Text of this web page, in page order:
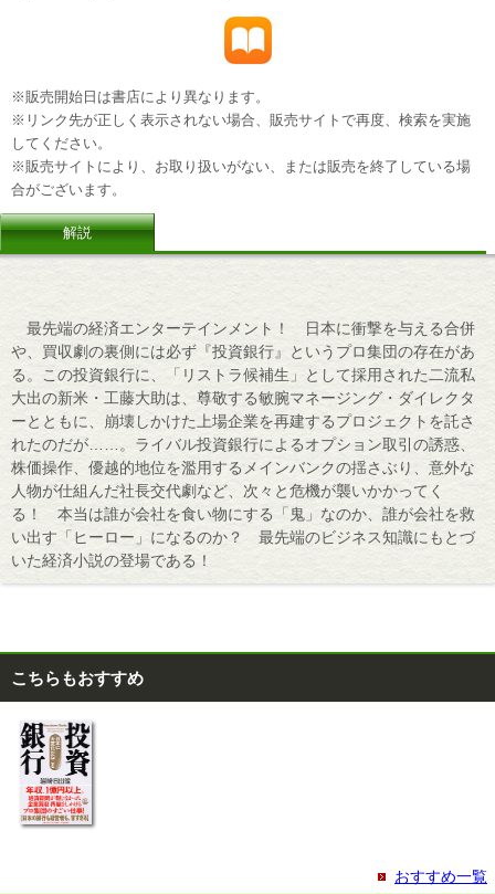
※販売開始日は書店により異なります。
※リンク先が正しく表示されない場合、販売サイトで再度、検索を実施
してください。
※販売サイトにより、お取り扱いがない、または販売を終了している場
合がございます。
解説
最先端の経済エンターテインメント！ 日本に衝撃を与える合併
や、買収劇の裏側には必ず『投資銀行』というプロ集団の存在があ
る。この投資銀行に、「リストラ候補生」として採用された二流私
大出の新米・工藤大助は、尊敬する敏腕マネージング・ダイレクタ
ーとともに、崩壊しかけた上場企業を再建するプロジェクトを託さ
れたのだが……。ライバル投資銀行によるオプション取引の誘惑、
株価操作、優越的地位を濫用するメインバンクの揺さぶり、意外な
人物が仕組んだ社長交代劇など、次々と危機が襲いかかってく
る！ 本当は誰が会社を食い物にする「鬼」なのか、誰が会社を救
い出す「ヒーロー」になるのか？ 最先端のビジネス知識にもとづ
いた経済小説の登場である！
こちらもおすすめ
おすすめ一覧